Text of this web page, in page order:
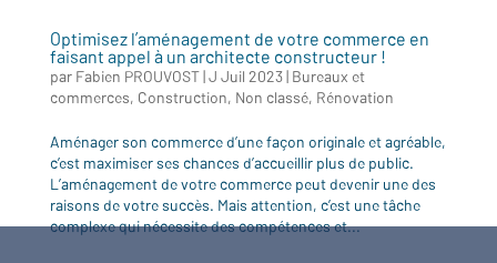
Optimisez l’aménagement de votre commerce en
faisant appel à un architecte constructeur !
par Fabien PROUVOST|J Juil 2023| Bureaux et
commerces, Construction, Non classé, Rénovation
Aménager son commerce d’une façon originale et agréable,
c’est maximiser ses chances d’accueillir plus de public.
L’aménagement de votre commerce peut devenir une des
raisons de votre succès. Mais attention, c’est une tâche
complexe qui nécessite des compétences et...